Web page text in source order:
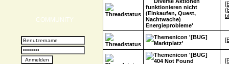
COMMUNITY